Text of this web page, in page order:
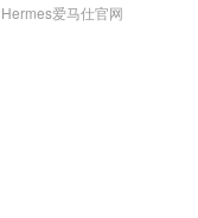
Hermes爱马仕官网